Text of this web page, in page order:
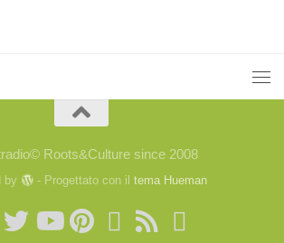
Roots&Culture since 2008
by - Progettato con il tema Hueman